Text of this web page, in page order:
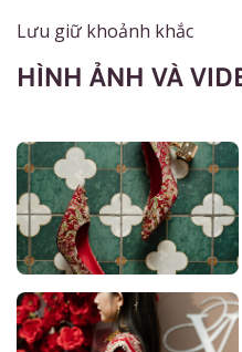
Lưu giữ khoảnh khắc
HÌNH ẢNH VÀ